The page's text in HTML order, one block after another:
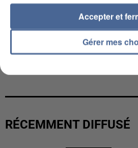
UNE TOURISTE DE L’OISE
RÉCEMMENT DIFFUSÉ
Gérer mes
Accepter et